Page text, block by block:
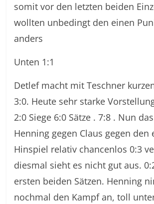
somit vor den letzten beiden
wollten unbedingt den einen
anders
Unten 1:1
Detlef macht mit Teschner
3:0. Heute sehr starke
2:0 Siege 6:0 Sätze . 7:8 . Nun
Henning gegen Claus gegen den
Hinspiel relativ chancenlos 0:3
diesmal sieht es nicht gut aus.
ersten beiden Sätzen. Henning
nochmal den Kampf an, toll